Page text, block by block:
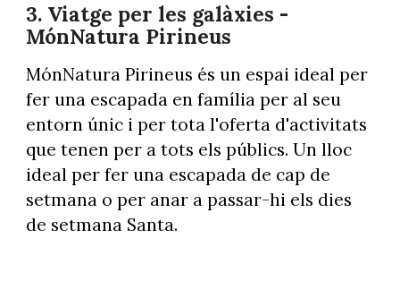
3. Viatge per les galàxies -
MónNatura Pirineus
MónNatura Pirineus és un espai ideal per
fer una escapada en família per al seu
entorn únic i per tota l'oferta d'activitats
que tenen per a tots els públics. Un lloc
ideal per fer una escapada de cap de
setmana o per anar a passar-hi els dies
de setmana Santa.